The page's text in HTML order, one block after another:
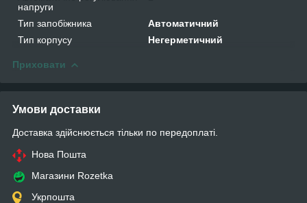
напруги
Тип запобіжника
Автоматичний
Тип корпусу
Негерметичний
Приховати
Умови доставки
Доставка здійснюється тільки по передоплаті.
Нова Пошта
Магазини Rozetka
Укрпошта